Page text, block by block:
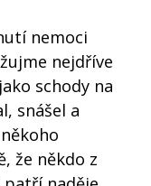
nemoci
nejdříve
schody na
snášel a
že někdo z